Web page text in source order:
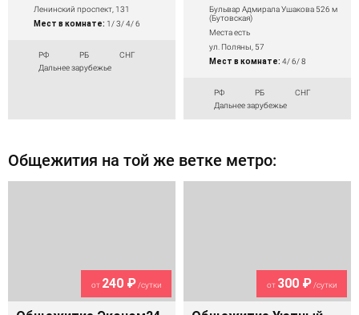
Ленинский проспект, 131
Мест в комнате: 1/ 3/ 4/ 6
РФ РБ
СНГ
Дальнее зарубежье
Бульвар Адмирала Ушакова 526 м
(Бутовская)
Места есть
ул. Поляны, 57
Мест в комнате: 4/ 6/ 8
РФ РБ
СНГ
Дальнее зарубежье
Общежития на той же ветке метро:
от 240 ₽/сутки от 300 ₽/сутки